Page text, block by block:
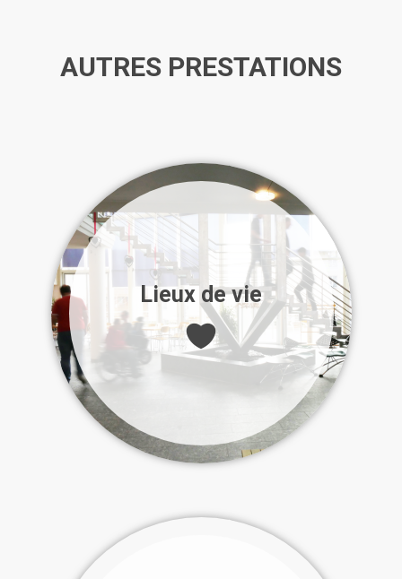
AUTRES PRESTATIONS
Lieux de vie